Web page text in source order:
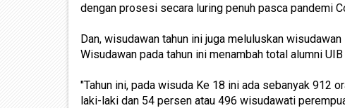
dengan prosesi secara luring penuh pasca pandemi
Dan, wisudawan tahun ini juga meluluskan
Wisudawan pada tahun ini menambah total alumni
"Tahun ini, pada wisuda Ke 18 ini ada sebanyak 912
laki-laki dan 54 persen atau 496 wisudawati